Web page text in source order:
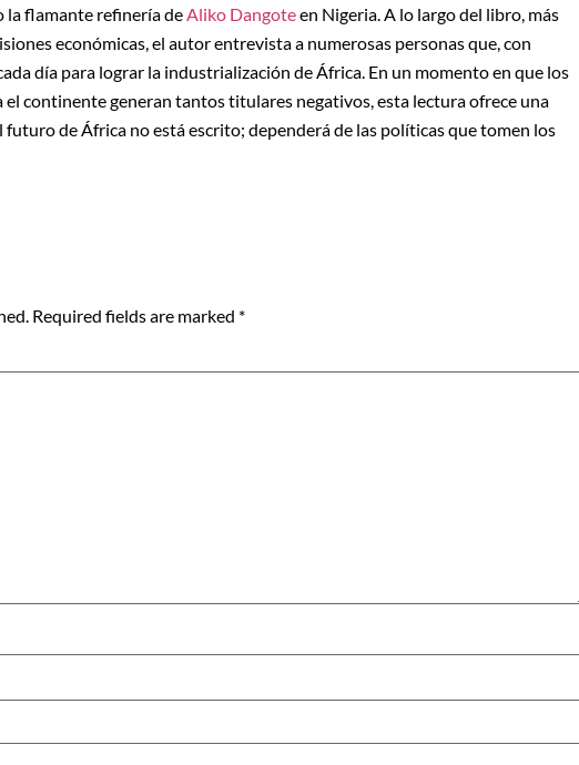
la flamante refinería deAliko Dangoteen Nigeria. A lo largo del libro, más
económicas, el autor entrevista a numerosas personas que, con
día para lograr la industrialización de África. En un momento en que los
el continente generan tantos titulares negativos, esta lectura ofrece una
de África no está escrito; dependerá de las políticas que tomen los
Required fields are marked *